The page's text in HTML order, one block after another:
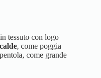
tessuto con logo
, come poggia
come grande